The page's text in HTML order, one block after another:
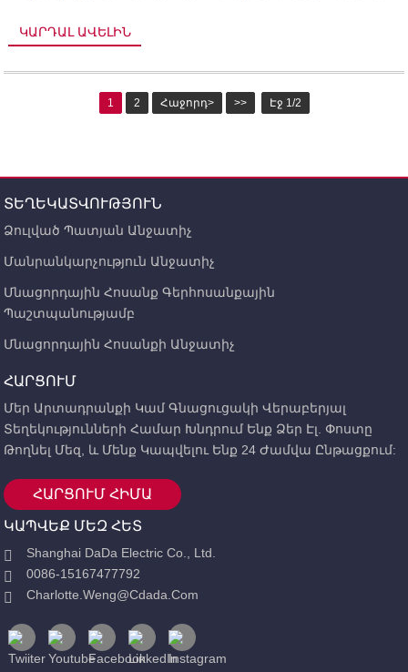
բիզնեսի շուրջ բանակցություններ վարելու համար:
ԿԱՐԴԱԼ ԱՎԵԼԻՆ
1 2 Հաջորդ> >> Էջ 1/2
ՏԵՂԵԿԱՏՎՈՒԹՅՈՒՆ
Ձուլված Պատյան Անջատիչ
Մանրանկարչություն Անջատիչ
Մնացորդային Հոսանք Գերհոսանքային
Պաշտպանությամբ
Մնացորդային Հոսանքի Անջատիչ
ՀԱՐՑՈՒՄ
Մեր Արտադրանքի Կամ Գնացուցակի Վերաբերյալ
Տեղեկությունների Համար Խնդրում Ենք Ձեր Էլ. Փոստը
Թողնել Մեզ, ԵՒ Մենք Կապվելու Ենք 24 Ժամվա Ընթացքում:
ՀԱՐՑՈՒՄ ՀԻՄԱ
ԿԱՊՎԵՔ ՄԵԶ ՀԵՏ
Shanghai DaDa Electric Co., Ltd.
0086-15167477792
Charlotte.weng@cdada.com